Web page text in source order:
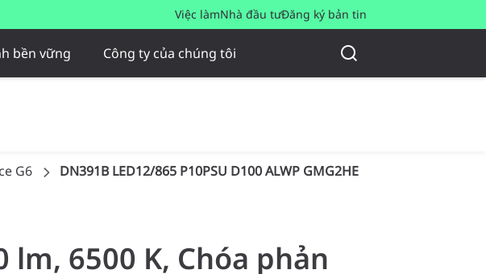
Việc làmNhà đầu tưĐăng ký bản tin
bền vững Công ty của chúng tôi
G6 DN391B LED12/865 P10PSU D100 ALWP GMG2HE
lm, 6500 K, Chóa phản